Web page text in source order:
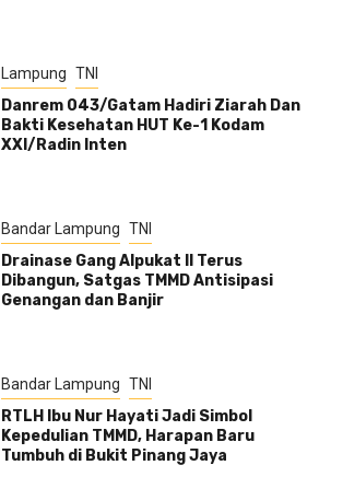
Lampung TNI
Danrem 043/Gatam Hadiri Ziarah Dan
Bakti Kesehatan HUT Ke-1 Kodam
XXI/Radin Inten
Bandar Lampung TNI
Drainase Gang Alpukat II Terus
Dibangun, Satgas TMMD Antisipasi
Genangan dan Banjir
Bandar Lampung TNI
RTLH Ibu Nur Hayati Jadi Simbol
Kepedulian TMMD, Harapan Baru
Tumbuh di Bukit Pinang Jaya